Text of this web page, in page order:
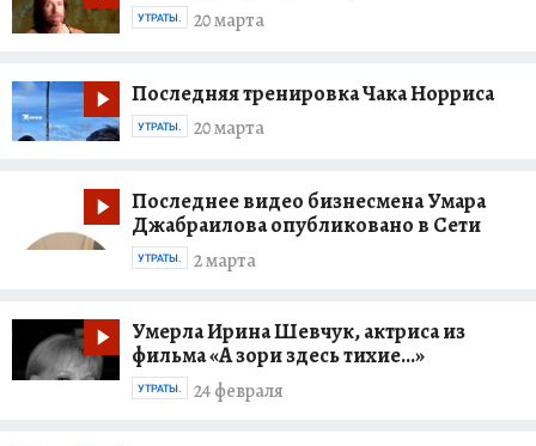
20 марта
УТРАТЫ.
Последняя тренировка Чака Норриса
20 марта
УТРАТЫ.
Последнее видео бизнесмена Умара
Джабраилова опубликовано в Сети
2 марта
УТРАТЫ.
Умерла Ирина Шевчук, актриса из
фильма «А зори здесь тихие...»
24 февраля
УТРАТЫ.